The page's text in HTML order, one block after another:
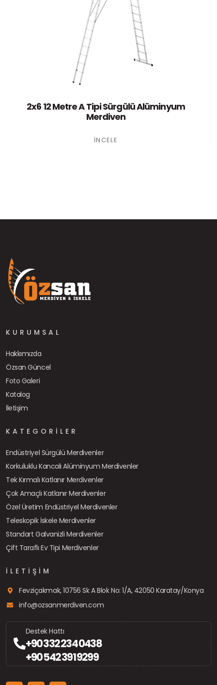
2x6 12 Metre A Tipi Sürgülü Alüminyum
Merdiven
İNCELE
KURUMSAL
Hakkımızda
Özsan Güncel
Foto Galeri
Katalog
İletişim
KATEGORILER
Endüstriyel Sürgülü Merdivenler
Korkuluklu Kancalı Alüminyum Merdivenler
Tek Kırmalı Katlanır Merdivenler
Çok Amaçlı Katlanır Merdivenler
Özel Üretim Endüstriyel Merdivenler
Teleskopik İskele Merdivenler
Standart Galvanizli Merdivenler
Çift Taraflı Ev Tipi Merdivenler
İLETIŞIM
Fevziçakmak, 10756 Sk A Blok No: 1/A, 42050 Karatay/Konya
info@ozsanmerdiven.com
Destek Hattı
+90 332 234 0438
+90 542 391 9299